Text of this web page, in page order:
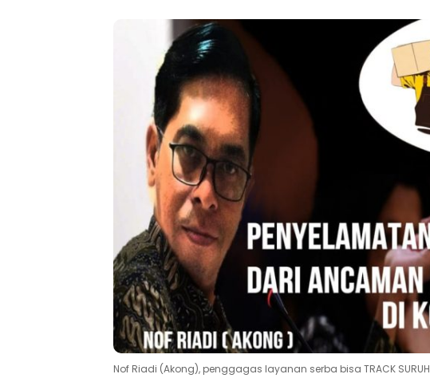
Nof Riadi (Akong), penggagas layanan serba bisa TRACK SURUH